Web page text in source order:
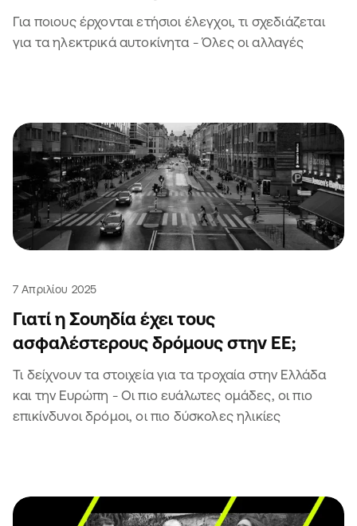
Για ποιους έρχονται ετήσιοι έλεγχοι, τι σχεδιάζεται
για τα ηλεκτρικά αυτοκίνητα - Όλες οι αλλαγές
7 Απριλίου 2025
Γιατί η Σουηδία έχει τους
ασφαλέστερους δρόμους στην ΕΕ;
Τι δείχνουν τα στοιχεία για τα τροχαία στην Ελλάδα
και την Ευρώπη - Οι πιο ευάλωτες ομάδες, οι πιο
επικίνδυνοι δρόμοι, οι πιο δύσκολες ηλικίες